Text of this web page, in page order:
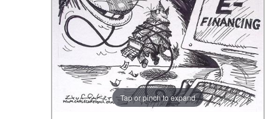
Tap or pinch to expand